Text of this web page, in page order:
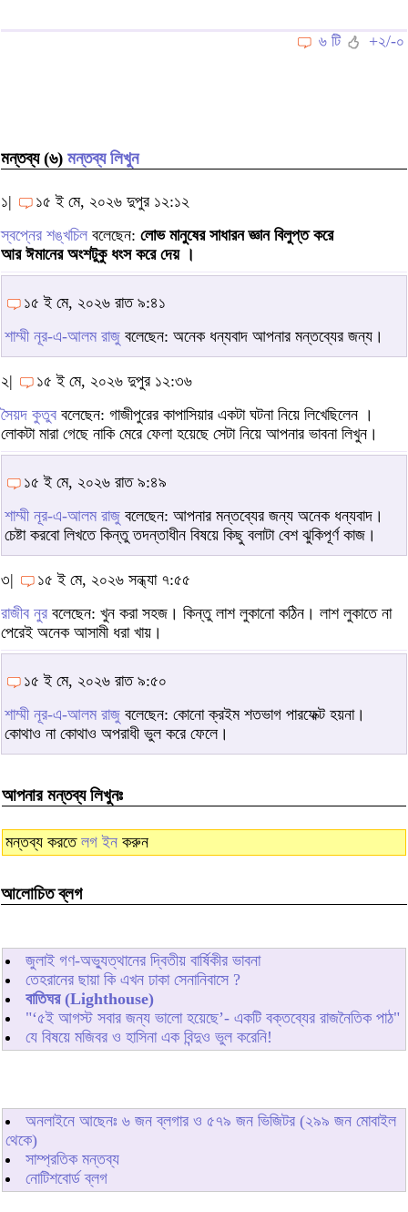
৬ টি +২/-০
মন্তব্য (৬) মন্তব্য লিখুন
১|
১৫ ই মে, ২০২৬ দুপুর ১২:১২
স্বপ্নের শঙ্খচিল বলেছেন: লোভ মানুষের সাধারন জ্ঞান বিলুপ্ত করে
আর ঈমানের অংশটুকু ধংস করে দেয় ।
১৫ ই মে, ২০২৬ রাত ৯:৪১
শাম্মী নূর-এ-আলম রাজু বলেছেন: অনেক ধন্যবাদ আপনার মন্তব্যের জন্য।
২|
১৫ ই মে, ২০২৬ দুপুর ১২:৩৬
সৈয়দ কুতুব বলেছেন: গাজীপুরের কাপাসিয়ার একটা ঘটনা নিয়ে লিখেছিলেন ।
লোকটা মারা গেছে নাকি মেরে ফেলা হয়েছে সেটা নিয়ে আপনার ভাবনা লিখুন।
১৫ ই মে, ২০২৬ রাত ৯:৪৯
শাম্মী নূর-এ-আলম রাজু বলেছেন: আপনার মন্তব্যের জন্য অনেক ধন্যবাদ।
চেষ্টা করবো লিখতে কিন্তু তদন্তাধীন বিষয়ে কিছু বলাটা বেশ ঝুকিপূর্ণ কাজ।
৩|
১৫ ই মে, ২০২৬ সন্ধ্যা ৭:৫৫
রাজীব নুর বলেছেন: খুন করা সহজ। কিন্তু লাশ লুকানো কঠিন। লাশ লুকাতে না
পেরেই অনেক আসামী ধরা খায়।
১৫ ই মে, ২০২৬ রাত ৯:৫০
শাম্মী নূর-এ-আলম রাজু বলেছেন: কোনো ক্রইম শতভাগ পারফেক্ট হয়না।
কোথাও না কোথাও অপরাধী ভুল করে ফেলে।
আপনার মন্তব্য লিখুনঃ
মন্তব্য করতে লগ ইন করুন
আলোচিত ব্লগ
জুলাই গণ-অভ্যুত্থানের দ্বিতীয় বার্ষিকীর ভাবনা
তেহরানের ছায়া কি এখন ঢাকা সেনানিবাসে ?
বাতিঘর (Lighthouse)
"‘৫ই আগস্ট সবার জন্য ভালো হয়েছে’- একটি বক্তব্যের রাজনৈতিক পাঠ"
যে বিষয়ে মজিবর ও হাসিনা এক বিন্দুও ভুল করেনি!
অনলাইনে আছেনঃ ৬ জন ব্লগার ও ৫৭৯ জন ভিজিটর (২৯৯ জন মোবাইল
থেকে)
সাম্প্রতিক মন্তব্য
নোটিশবোর্ড ব্লগ